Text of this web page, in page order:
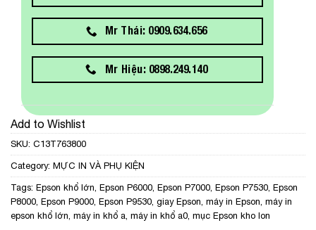
Mr Thái: 0909.634.656
Mr Hiệu: 0898.249.140
Add to Wishlist
SKU: C13T763800
Category: MỰC IN VÀ PHỤ KIỆN
Tags: Epson khổ lớn Epson P6000 Epson P7000 Epson P7530 Epson
P8000 Epson P9000 Epson P9530 giay Epson máy in Epson máy in
epson khổ lớn máy in khổ a máy in khổ a0 mục Epson kho lon